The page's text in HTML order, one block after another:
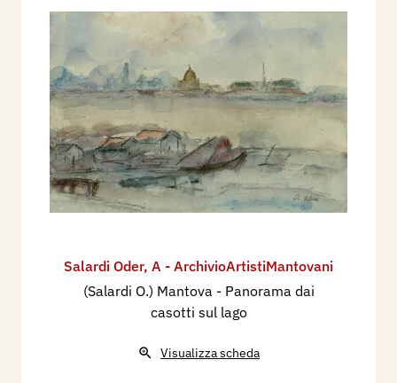
Salardi Oder, A - ArchivioArtistiMantovani
(Salardi O.) Mantova - Panorama dai
casotti sul lago
Visualizza scheda